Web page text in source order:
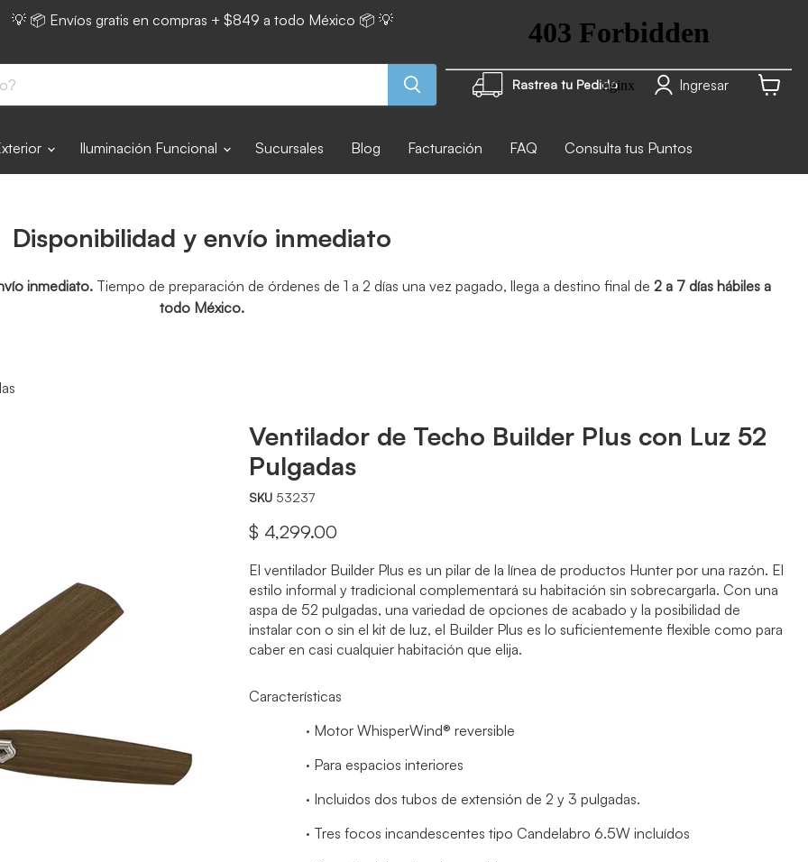
💡 📦 Envíos gratis en compras + $849 a todo México 📦 💡
Rastrea tu Pedido Ingresar
Iluminación Funcional Sucursales Blog Facturación FAQ Consulta tus Puntos
Disponibilidad y envío inmediato
inmediato. Tiempo de preparación de órdenes de 1 a 2 días una vez pagado, llega a destino final de 2 a 7 días hábiles a
todo México.
Ventilador de Techo Builder Plus con Luz 52
Pulgadas
SKU 53237
Precio actual
$ 4,299.00
El ventilador Builder Plus es un pilar de la línea de productos Hunter por una razón. El
estilo informal y tradicional complementará su habitación sin sobrecargarla. Con una
aspa de 52 pulgadas, una variedad de opciones de acabado y la posibilidad de
instalar con o sin el kit de luz, el Builder Plus es lo suficientemente flexible como para
caber en casi cualquier habitación que elija.
Características
· Motor WhisperWind® reversible
· Para espacios interiores
· Incluidos dos tubos de extensión de 2 y 3 pulgadas.
· Tres focos incandescentes tipo Candelabro 6.5W incluídos